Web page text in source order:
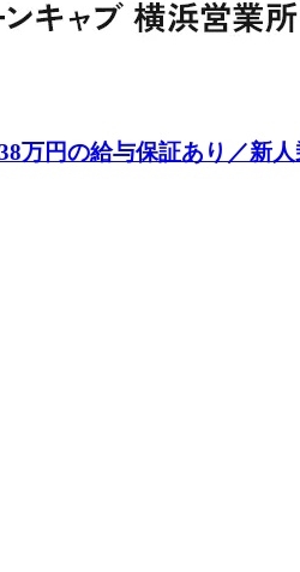
円の給与保証あり／新